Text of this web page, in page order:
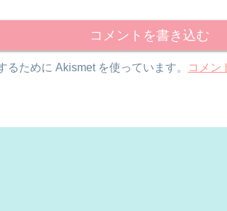
コメントを書き込む
るために Akismet を使っています。
コメン